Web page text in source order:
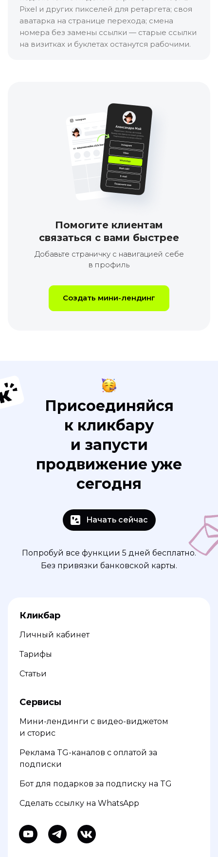
Pixel и других пикселей для ретаргета; своя
аватарка на странице перехода; смена
номера без замены ссылки — старые ссылки
на визитках и буклетах останутся рабочими.
Помогите клиентам
связаться с вами быстрее
Добавьте страничку с навигацией себе
в профиль
Создать мини-лендинг
Присоединяйся
к кликбару
и запусти
продвижение уже
сегодня
Начать сейчас
Попробуй все функции 5 дней бесплатно.
Без привязки банковской карты.
Кликбар
Личный кабинет
Тарифы
Статьи
Сервисы
Мини-лендинги с видео-виджетом
и сторис
Реклама TG-каналов с оплатой за
подписки
Бот для подарков за подписку на TG
Сделать ссылку на WhatsApp